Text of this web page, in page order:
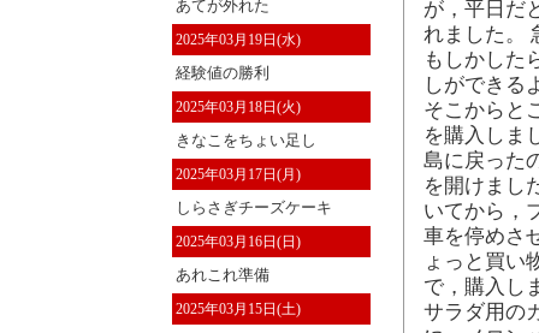
あてが外れた
2025年03月19日(水)
経験値の勝利
2025年03月18日(火)
きなこをちょい足し
2025年03月17日(月)
しらさぎチーズケーキ
2025年03月16日(日)
あれこれ準備
2025年03月15日(土)
が，平日だ
れました。
もしかした
しができる
そこからと
を購入しま
島に戻った
を開けまし
いてから，
車を停めさ
ょっと買い
で，購入し
サラダ用の